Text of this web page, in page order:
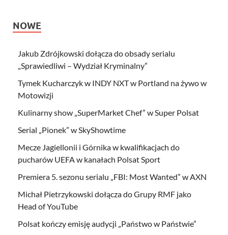
NOWE
Jakub Zdrójkowski dołącza do obsady serialu
„Sprawiedliwi – Wydział Kryminalny”
Tymek Kucharczyk w INDY NXT w Portland na żywo w
Motowizji
Kulinarny show „SuperMarket Chef” w Super Polsat
Serial „Pionek” w SkyShowtime
Mecze Jagiellonii i Górnika w kwalifikacjach do
pucharów UEFA w kanałach Polsat Sport
Premiera 5. sezonu serialu „FBI: Most Wanted” w AXN
Michał Pietrzykowski dołącza do Grupy RMF jako
Head of YouTube
Polsat kończy emisję audycji „Państwo w Państwie”